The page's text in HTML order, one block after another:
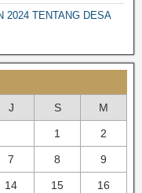
2024 TENTANG DESA
J S M
1 2
7 8 9
14 15 16